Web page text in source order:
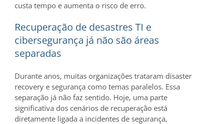
custa tempo e aumenta o risco de erro.
Recuperação de desastres TI e
cibersegurança já não são áreas
separadas
Durante anos, muitas organizações trataram disaster
recovery e segurança como temas paralelos. Essa
separação já não faz sentido. Hoje, uma parte
significativa dos cenários de recuperação está
diretamente ligada a incidentes de segurança,